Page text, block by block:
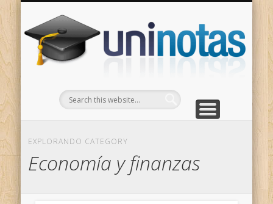
EXPLORANDO CATEGORY
Economía y finanzas